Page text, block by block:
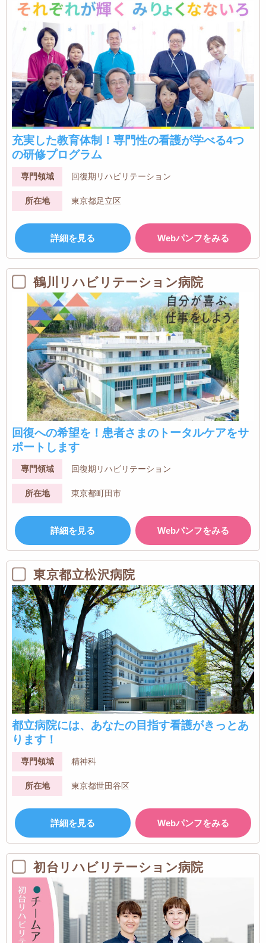
充実した教育体制！専門性の看護が学べる4つ
の研修プログラム
専門領域 回復期リハビリテーション
所在地 東京都足立区
詳細を見る Webパンフをみる
鶴川リハビリテーション病院
回復への希望を！患者さまのトータルケアをサ
ポートします
専門領域 回復期リハビリテーション
所在地 東京都町田市
詳細を見る Webパンフをみる
東京都立松沢病院
都立病院には、あなたの目指す看護がきっとあ
ります！
専門領域 精神科
所在地 東京都世田谷区
詳細を見る Webパンフをみる
初台リハビリテーション病院